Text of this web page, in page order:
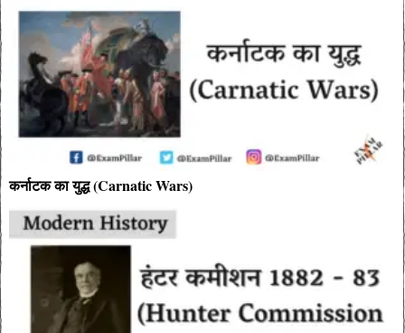
कर्नाटक का युद्ध (Carnatic Wars)